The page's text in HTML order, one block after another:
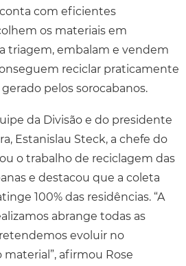
com eficientes
os materiais em
triagem, embalam e vendem
reciclar praticamente
pelos sorocabanos.
da Divisão e do presidente
Estanislau Steck, a chefe do
o trabalho de reciclagem das
e destacou que a coleta
100% das residências. “A
abrange todas as
evoluir no
afirmou Rose